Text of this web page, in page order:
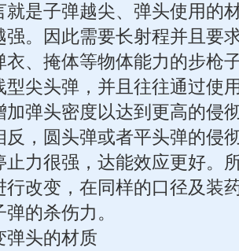
就是子弹越尖、弹头使用的
强。因此需要长射程并且要
衣、掩体等物体能力的步枪
型尖头弹，并且往往通过使
加弹头密度以达到更高的侵
反，圆头弹或者平头弹的侵
止力很强，达能效应更好。
行改变，在同样的口径及装
弹的杀伤力。
弹头的材质